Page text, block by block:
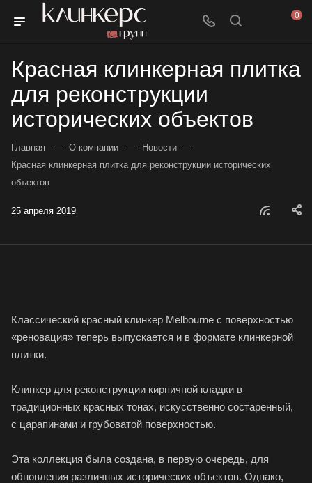
0
Красная клинкерная плитка
для реконструкции
исторических объектов
Главная — О компании — Новости —
Красная клинкерная плитка для реконструкции исторических
объектов
25 апреля 2019
Классический красный клинкер Melbourne с поверхностью
«реновация» теперь выпускается и в формате клинкерной
плитки.
Клинкер для реконструкции кирпичной кладки в
традиционных красных тонах, искусственно состаренный,
с царапинами и грубоватой поверхностью.
Эта коллекция была создана, в первую очередь, для
обновления различных исторических объектов. Однако,